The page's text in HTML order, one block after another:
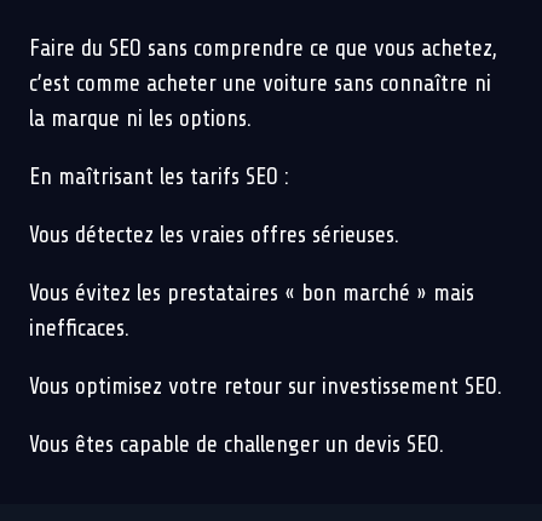
Faire du SEO sans comprendre ce que vous achetez,
c’est comme acheter une voiture sans connaître ni
la marque ni les options.
En maîtrisant les tarifs SEO :
Vous détectez les vraies offres sérieuses.
Vous évitez les prestataires « bon marché » mais
inefficaces.
Vous optimisez votre retour sur investissement SEO.
Vous êtes capable de challenger un devis SEO.